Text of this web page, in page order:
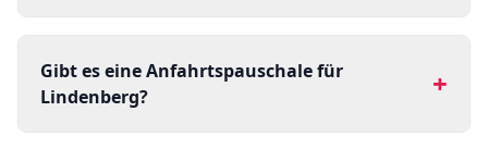
Gibt es eine Anfahrtspauschale für
Lindenberg?
+